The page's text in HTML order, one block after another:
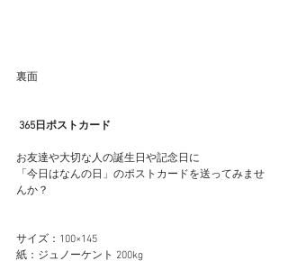
裏面
365日ポストカード
お友達や大切な人の誕生日や記念日に
「今日はなんの日」のポストカードを送ってみませ
んか？
サイズ：100×145
紙：ジュノーケント 200kg